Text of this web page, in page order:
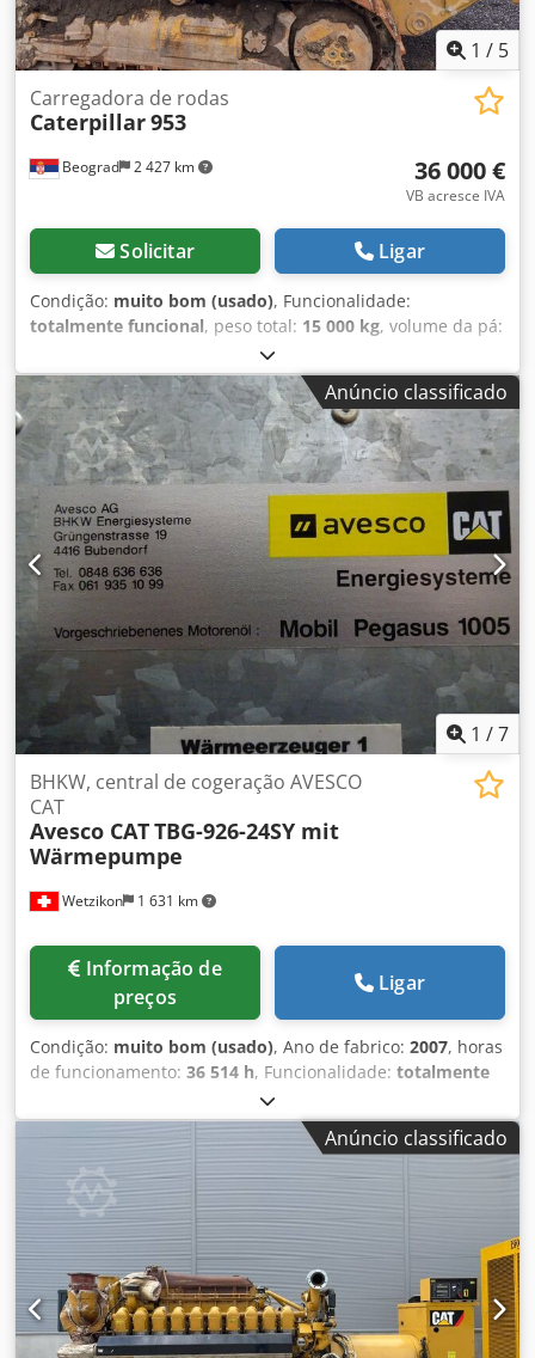
1 / 5
Beograd 2 427 km
Carregadora de rodas
Caterpillar953
36 000 €
VB acresce IVA
Solicitar Ligar
Condição: muito bom (usado), Funcionalidade:
totalmente funcional, peso total: 15 000 kg, volume da pá:
, número da máquina/veículo:
CAT 0953CKBBX02626, totalmente funcional Dodpfx Amjyl
Il Re Tewa
Anúncio classificado
1 /7
Wetzikon 1 631 km
BHKW, central de cogeração AVESCO
CAT
Avesco CATTBG-926-24SY mit
Wärmepumpe
preços
Ligar
Condição: muito bom (usado), Ano de fabrico: 2007, horas
de funcionamento: 36 514 h, Funcionalidade: totalmente
, tipo de corrente de entrada:
potência:300 kW (407,89 cv), combustível:gás doméstico
, tipo de refrigeração:água, Equipamento:
documentação / manual, CGT, Central de Cogeração
AVESCO CAT TBG-926-24SY com bomba de calor Após a
instalação do novo sistema de aquecimento a gás na nossa
central de aquecimento, em setembro de 2025, a central
de cogeração estará disponível. O equipamento foi sujeito
a manutenção profissional regular. Com 36 514 horas de
funcionamento, encontra-se em muito bom estado. O
equipamento pode fornecer calor e eletricidade para 70
Anúncio classificado